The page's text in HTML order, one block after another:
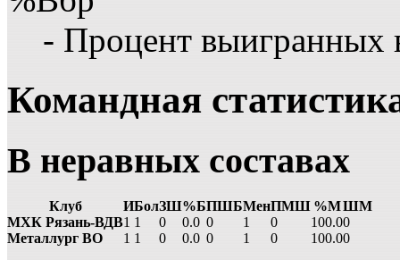
- Процент выигранных
Командная
В неравных составах
Клуб ИБолЗШ%БПШБМенПМШ %МШМ
МХК Рязань-ВДВ1 1 0 0.0 0 1 0 100.00
Металлург ВО
1 1 0 0.0 0 1 0 100.00